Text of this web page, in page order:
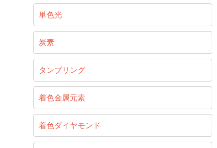
単色光
炭素
タンブリング
着色金属元素
着色ダイヤモンド